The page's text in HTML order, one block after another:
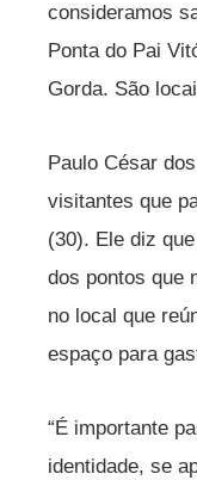
consideramos
Ponta do Pai
Gorda. São
Paulo César
visitantes que
(30). Ele diz
dos pontos que
no local que
espaço para
“É importante
identidade, se